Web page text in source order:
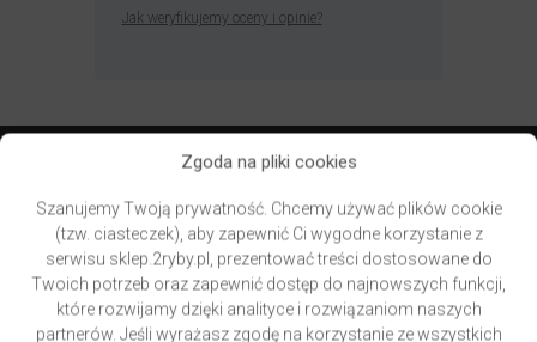
Zgoda na pliki cookies
Szanujemy Twoją prywatność. Chcemy używać plików cookie
(tzw. ciasteczek), aby zapewnić Ci wygodne korzystanie z
serwisu sklep.2ryby.pl, prezentować treści dostosowane do
Twoich potrzeb oraz zapewnić dostęp do najnowszych funkcji,
które rozwijamy dzięki analityce i rozwiązaniom naszych
partnerów. Jeśli wyrażasz zgodę na korzystanie ze wszystkich
Jak weryfikujemy oceny i opinie?
Newsletter – zapisz się i zyskaj
Zwroty – bezpieczne zakupy
Kontakt, godziny otwarcia, mapa dojazdu
Blog, recenzje produktów, aktualności, promocje